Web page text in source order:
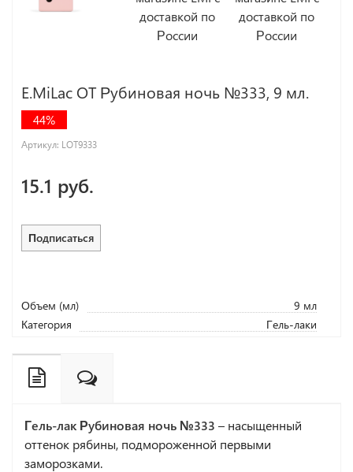
E.MiLac OT Рубиновая ночь №333, 9 мл.
44%
Артикул: LOT9333
15.1 руб.
Подписаться
Объем (мл)
9 мл
Категория
Гель-лаки
Гель-лак Рубиновая ночь №333 – насыщенный
оттенок рябины, подмороженной первыми
заморозками.